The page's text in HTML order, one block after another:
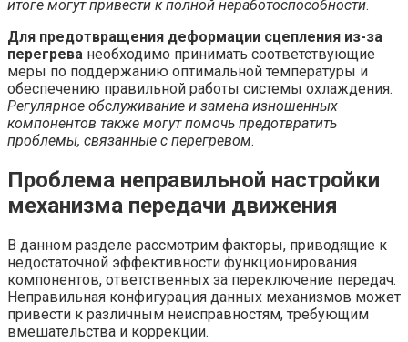
итоге могут привести к полной неработоспособности.
Для предотвращения деформации сцепления из-за
перегрева необходимо принимать соответствующие
меры по поддержанию оптимальной температуры и
обеспечению правильной работы системы охлаждения.
Регулярное обслуживание и замена изношенных
компонентов также могут помочь предотвратить
проблемы, связанные с перегревом.
Проблема неправильной настройки
механизма передачи движения
В данном разделе рассмотрим факторы, приводящие к
недостаточной эффективности функционирования
компонентов, ответственных за переключение передач.
Неправильная конфигурация данных механизмов может
привести к различным неисправностям, требующим
вмешательства и коррекции.